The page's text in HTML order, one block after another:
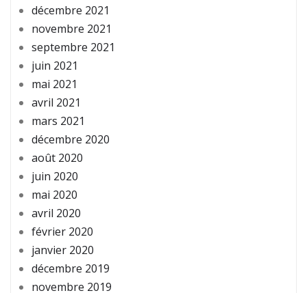
décembre 2021
novembre 2021
septembre 2021
juin 2021
mai 2021
avril 2021
mars 2021
décembre 2020
août 2020
juin 2020
mai 2020
avril 2020
février 2020
janvier 2020
décembre 2019
novembre 2019